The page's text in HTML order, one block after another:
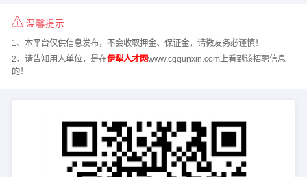
温馨提示
1、本平台仅供信息发布，不会收取押金、保证金，请微友务必谨慎！
2、请告知用人单位，是在伊犁人才网www.cqqunxin.com上看到该招聘信息
的！